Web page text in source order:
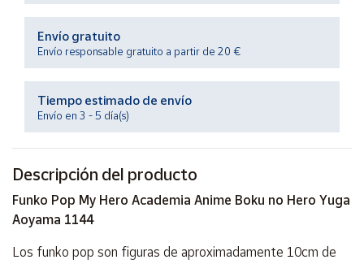
Centro
de ayuda
Contacto
Vendedores
vendedores
Hazte
vendedor
Envío gratuito
Envío responsable gratuito a partir de 20 €
Tiempo estimado de envío
Envío en 3 - 5 día(s)
Descripción del producto
Funko Pop My Hero Academia Anime Boku no Hero Yuga
Aoyama 1144
Los funko pop son figuras de aproximadamente 10cm de